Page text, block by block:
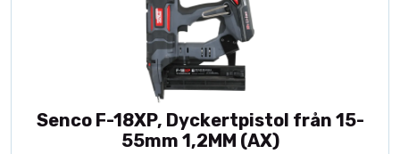
Senco F-18XP, Dyckertpistol från 15-
55mm 1,2MM (AX)